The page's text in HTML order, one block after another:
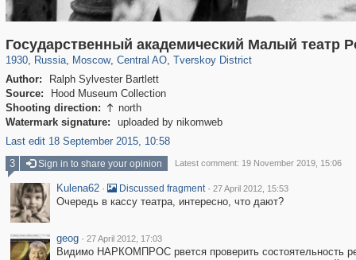
Государственный академический Малый театр
1930, Russia
1,406,721 29,243
, Moscow
319,864 8,286
, Central AO
160,011 5,916
, Tverskoy District
53,052 2,283
Author:
Ralph Sylvester Bartlett
Source:
Hood Museum Collection
Shooting direction:  north
Watermark signature:
uploaded by nikomweb
Last edit 18 September 2015, 10:58
3 Sign in to share your opinion Latest comment: 19 November 2019, 15:06
Kulena62 · Discussed fragment · 27 April 2012, 15:53
Очередь в кассу театра, интересно, что дают?
geog · 27 April 2012, 17:03
Видимо НАРКОМПРОС рвется проверить состоятельность